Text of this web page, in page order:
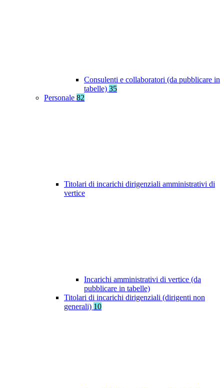
Consulenti e collaboratori (da pubblicare in
tabelle) 35
Personale 82
Titolari di incarichi dirigenziali amministrativi di
vertice
Incarichi amministrativi di vertice (da
pubblicare in tabelle)
Titolari di incarichi dirigenziali (dirigenti non
generali) 10